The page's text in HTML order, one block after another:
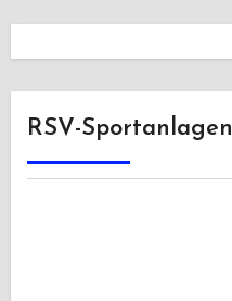
RSV-Sportanlagen